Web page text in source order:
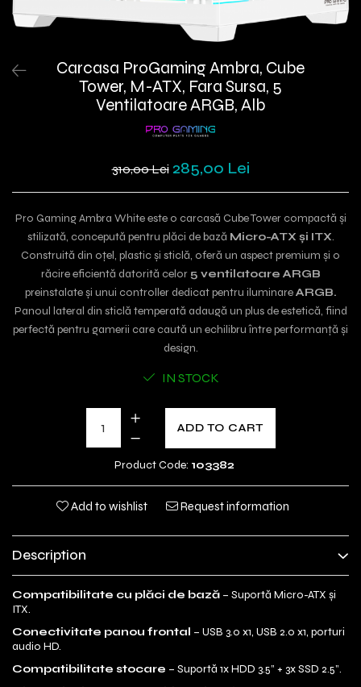
Carcasa ProGaming Ambra, Cube
Tower, M-ATX, Fara Sursa, 5
Ventilatoare ARGB, Alb
310,00 Lei 285,00 Lei
Pro Gaming Ambra White este o carcasă Cube Tower compactă și
stilizată, concepută pentru plăci de bază Micro-ATX și ITX.
Construită din oțel, plastic și sticlă, oferă un aspect premium și o
răcire eficientă datorită celor5 ventilatoare ARGB
preinstalate și unui controller dedicat pentru iluminareARGB.
Panoul lateral din sticlă temperată adaugă un plus de estetică, fiind
perfectă pentru gamerii care caută un echilibru între performanță și
design.
IN STOCK
ADD TO CART
Product Code: 103382
Add to wishlist Request information
Description
Compatibilitate cu plăci de bază – Suportă Micro-ATX și
ITX.
Conectivitate panou frontal – USB 3.0 x1, USB 2.0 x1, porturi
audio HD.
Compatibilitate stocare – Suportă 1x HDD 3.5” + 3x SSD 2.5”.